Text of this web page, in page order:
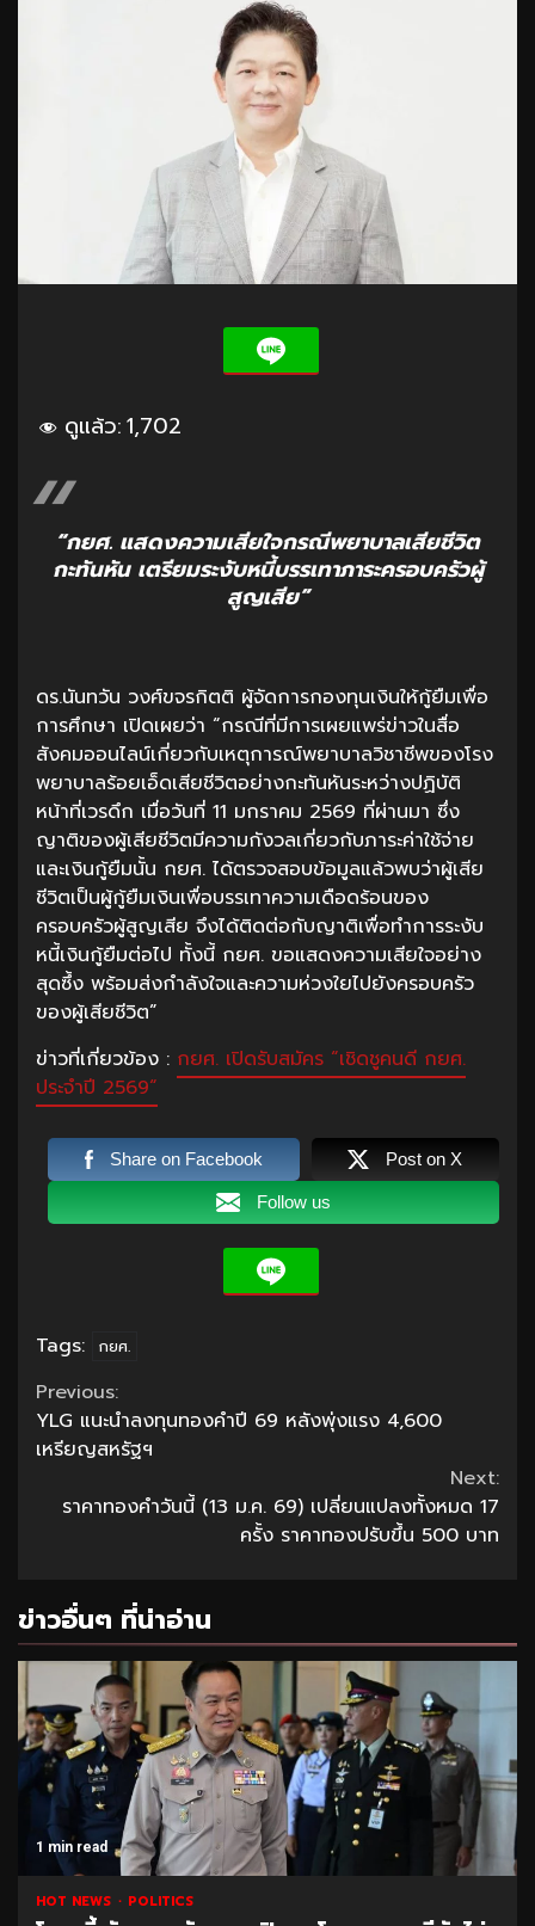
ดูแล้ว:1,702
“กยศ. แสดงความเสียใจกรณีพยาบาลเสียชีวิต
กะทันหัน เตรียมระงับหนี้บรรเทาภาระครอบครัวผู้
สูญเสีย”
ดร.นันทวัน วงศ์ขจรกิตติ ผู้จัดการกองทุนเงินให้กู้ยืมเพื่อ
การศึกษา เปิดเผยว่า “กรณีที่มีการเผยแพร่ข่าวในสื่อ
สังคมออนไลน์เกี่ยวกับเหตุการณ์พยาบาลวิชาชีพของโรง
พยาบาลร้อยเอ็ดเสียชีวิตอย่างกะทันหันระหว่างปฏิบัติ
หน้าที่เวรดึก เมื่อวันที่ 11 มกราคม 2569 ที่ผ่านมา ซึ่ง
ญาติของผู้เสียชีวิตมีความกังวลเกี่ยวกับภาระค่าใช้จ่าย
และเงินกู้ยืมนั้น กยศ. ได้ตรวจสอบข้อมูลแล้วพบว่าผู้เสีย
ชีวิตเป็นผู้กู้ยืมเงินเพื่อบรรเทาความเดือดร้อนของ
ครอบครัวผู้สูญเสีย จึงได้ติดต่อกับญาติเพื่อทำการระงับ
หนี้เงินกู้ยืมต่อไป ทั้งนี้ กยศ. ขอแสดงความเสียใจอย่าง
สุดซึ้ง พร้อมส่งกำลังใจและความห่วงใยไปยังครอบครัว
ของผู้เสียชีวิต”
ข่าวที่เกี่ยวข้อง : กยศ. เปิดรับสมัคร “เชิดชูคนดี กยศ.
ประจำปี 2569“
Share on Facebook Post on X
Follow us
Tags: กยศ.
Continue
Reading
Previous:
YLG แนะนำลงทุนทองคำปี 69 หลังพุ่งแรง 4,600
เหรียญสหรัฐฯ
Next:
ราคาทองคำวันนี้ (13 ม.ค. 69) เปลี่ยนแปลงทั้งหมด 17
ครั้ง ราคาทองปรับขึ้น 500 บาท
ข่าวอื่นๆ ที่น่าอ่าน
1 min read
HOT NEWS POLITICS